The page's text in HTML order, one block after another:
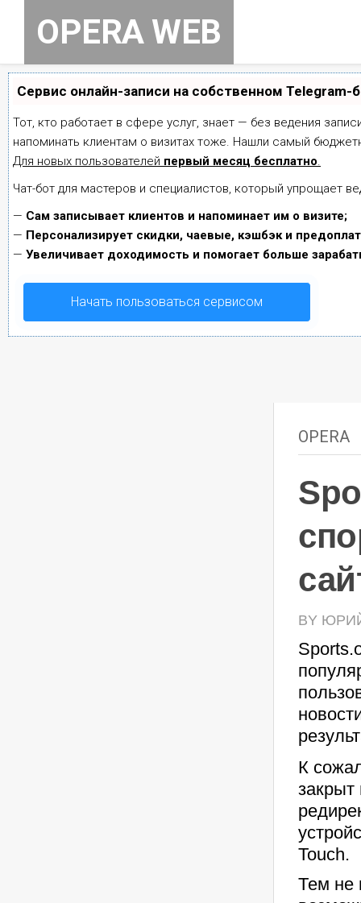
contentOPERA WEB
Сервис онлайн-записи на собственном Telegram-
Тот, кто работает в сфере услуг, знает — без ведения
напоминать клиентам о визитах тоже. Нашли самый
Для новых пользователей первый месяц бесплатно.
Чат-бот для мастеров и специалистов, который упрощает
— Сам записывает клиентов и напоминает им о визите;
— Персонализирует скидки, чаевые, кэшбэк и
— Увеличивает доходимость и помогает больше
Начать пользоваться сервисом
OPERA
BY
К
закрыт
Touch.
Тем не